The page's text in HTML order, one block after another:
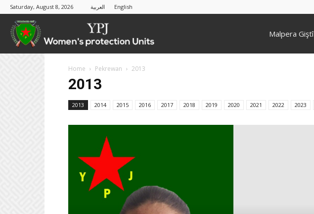
Saturday, August 8, 2026 العربية English
Malpera Giştî
Home Pekrewan 2013
2013
2013 2014 2015 2016 2017 2018 2019 2020 2021 2022 2023